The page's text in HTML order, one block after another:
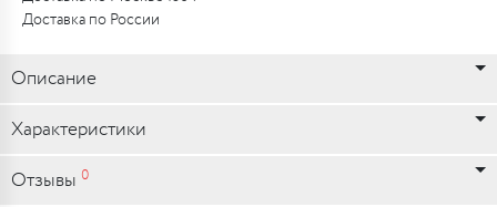
Доставка по России
Описание
Характеристики
Отзывы 0